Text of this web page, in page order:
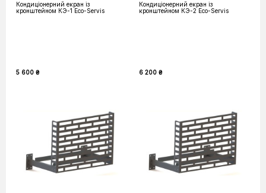
Кондиціонерний екран із
кронштейном КЭ-1 Eco-Servis
5 600 ₴
Кондиціонерний екран із
кронштейном КЭ-2 Eco-Servis
6 200 ₴